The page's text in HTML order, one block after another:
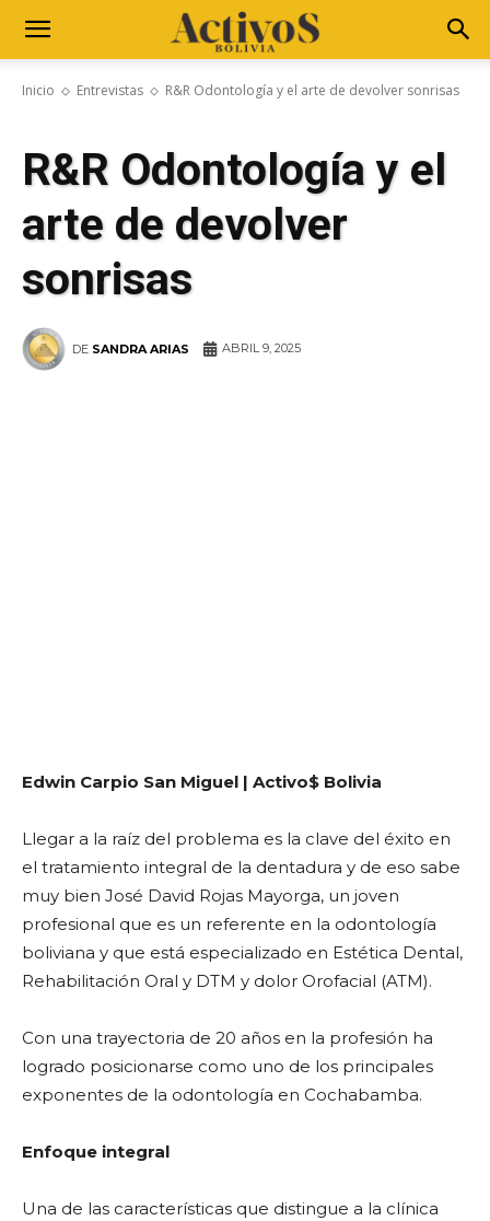
Inicio Entrevistas R&R Odontología y el arte de devolver sonrisas
R&R Odontología y el
arte de devolver
sonrisas
DE SANDRA ARIAS ABRIL 9, 2025
Edwin Carpio San Miguel | Activo$ Bolivia
Llegar a la raíz del problema es la clave del éxito en
el tratamiento integral de la dentadura y de eso sabe
muy bien José David Rojas Mayorga, un joven
profesional que es un referente en la odontología
boliviana y que está especializado en Estética Dental,
Rehabilitación Oral y DTM y dolor Orofacial (ATM).
Con una trayectoria de 20 años en la profesión ha
logrado posicionarse como uno de los principales
exponentes de la odontología en Cochabamba.
Enfoque integral
Una de las características que distingue a la clínica